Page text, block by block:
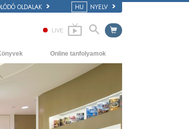
OLDALAK HU NYELV
LIVE
szervezetek
előadások
Online tanfolyamok
Hogyan oldjunk meg konfliktusokat?
A létezés dinamikái
A megértés összetevői